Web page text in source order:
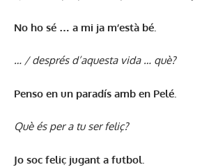
No ho sé … a mi ja m’està bé.
… / després d’aquesta vida … què?
Penso en un paradís amb en Pelé.
Què és per a tu ser feliç?
Jo soc feliç jugant a futbol.